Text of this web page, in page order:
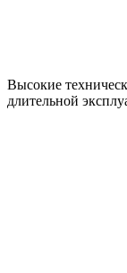
Высокие
длительной